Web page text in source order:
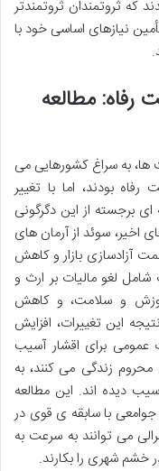
که ثروتمندان ثروتمندتر
نیازهای اساسی خود با
رفاه: مطالعه
به سراغ کشورهایی می
بودند، اما با تغییر
برجسته از این دگرگونی
سوئد از آرمان های
آزادسازی بازار و کاهش
لغو مالیات بر ارث و
و سلامت، و کاهش
این تغییرات، افزایش
عمومی برای اقشار آسیب
زندگی می کنند، به
دیده اند. این مطالعه
با سابقه ی قوی در
می توانند به سرعت به
خشم شهری را بکارند.